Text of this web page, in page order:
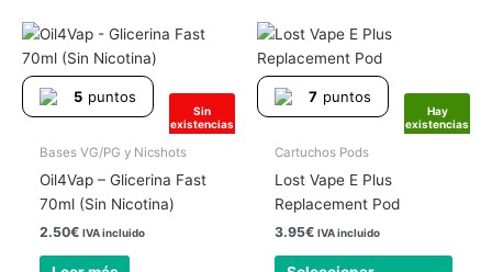
Sin
existencias
5 puntos
Bases VG/PG y Nicshots
Oil4Vap – Glicerina Fast
70ml (Sin Nicotina)
2.50€ IVA incluido
Hay
existencias
7 puntos
Cartuchos Pods
Lost Vape E Plus
Replacement Pod
3.95€ IVA incluido